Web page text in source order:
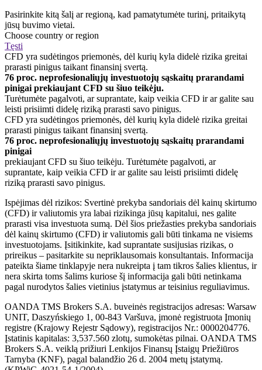
Pasirinkite kitą šalį ar regioną, kad pamatytumėte turinį, pritaikytą
jūsų buvimo vietai.
Choose country or region
Tęsti
CFD yra sudėtingos priemonės, dėl kurių kyla didelė rizika greitai
prarasti pinigus taikant finansinį svertą.
76 proc. neprofesionaliųjų investuotojų sąskaitų prarandami
pinigai prekiaujant CFD su šiuo teikėju.
Turėtumėte pagalvoti, ar suprantate, kaip veikia CFD ir ar galite sau
leisti prisiimti didelę riziką prarasti savo pinigus.
CFD yra sudėtingos priemonės, dėl kurių kyla didelė rizika greitai
prarasti pinigus taikant finansinį svertą.
76 proc. neprofesionaliųjų investuotojų sąskaitų prarandami
pinigai
prekiaujant CFD su šiuo teikėju. Turėtumėte pagalvoti, ar
suprantate, kaip veikia CFD ir ar galite sau leisti prisiimti didelę
riziką prarasti savo pinigus.
Ispėjimas dėl rizikos: Svertinė prekyba sandoriais dėl kainų skirtumo
(CFD) ir valiutomis yra labai rizikinga jūsų kapitalui, nes galite
prarasti visa investuota sumą. Dėl šios priežasties prekyba sandoriais
dėl kainų skirtumo (CFD) ir valiutomis gali būti tinkama ne visiems
investuotojams. Įsitikinkite, kad suprantate susijusias rizikas, o
prireikus – pasitarkite su nepriklausomais konsultantais. Informacija
pateikta šiame tinklapyje nera nukreipta į tam tikros šalies klientus, ir
nera skirta toms šalims kuriose šį informacija gali būti netinkama
pagal nurodytos šalies vietinius įstatymus ar teisinius reguliavimus.
OANDA TMS Brokers S.A. buveinės registracijos adresas: Warsaw
UNIT, Daszyńskiego 1, 00-843 Varšuva, įmonė registruota Įmonių
registre (Krajowy Rejestr Sądowy), registracijos Nr.: 0000204776.
Įstatinis kapitalas: 3,537.560 zlotų, sumokėtas pilnai. OANDA TMS
Brokers S.A. veiklą prižiuri Lenkijos Finansų Įstaigų Priežiūros
Tarnyba (KNF), pagal balandžio 26 d. 2004 metų įstatymą.